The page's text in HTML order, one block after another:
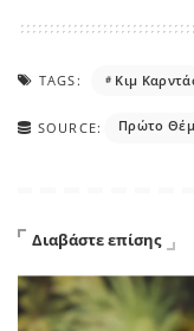
TAGS: Κιμ
SOURCE: Πρώτο
Διαβάστε επίσης